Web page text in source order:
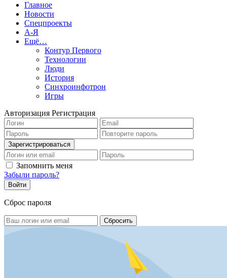
Главное
Новости
Спецпроекты
А-Я
Ещё…
Контур Первого
Технологии
Люди
История
Синхроинфотрон
Игры
Авторизация Регистрация
Запомнить меня
Забыли пароль?
Сброс пароля